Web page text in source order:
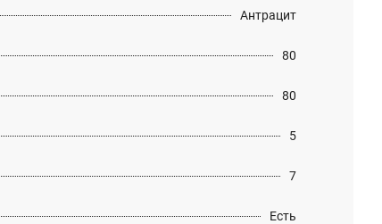
Антрацит
80
80
5
7
Есть